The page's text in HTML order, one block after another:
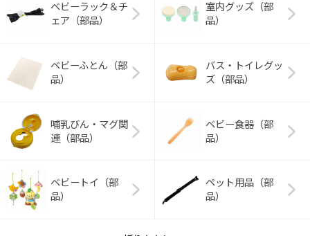
ベビーラック＆チ
ェア（部品）
室内グッズ（部
品）
ベビーふとん（部
品）
バス・トイレグッ
ズ（部品）
哺乳びん・マグ関
連（部品）
ベビー食器（部
品）
ベビートイ（部
品）
ペット用品（部
品）